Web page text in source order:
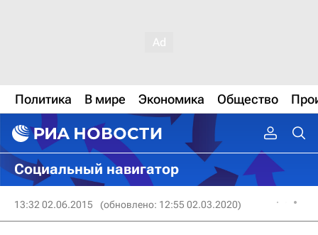
Политика В мире Экономика Общество
Социальный навигатор
13:32 02.06.2015 (обновлено: 12:55 02.03.2020)